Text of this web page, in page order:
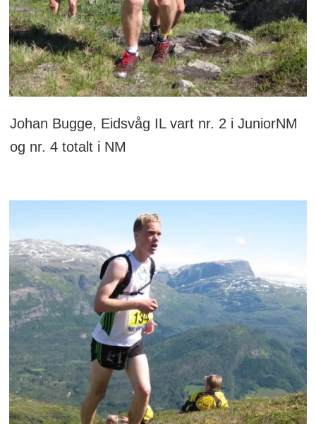
Johan Bugge, Eidsvåg IL vart nr. 2 i JuniorNM
og nr. 4 totalt i NM